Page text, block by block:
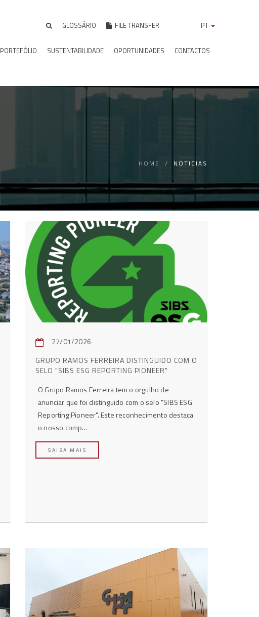
GLOSSÁRIO FILE TRANSFER PT
PORTEFÓLIO SUSTENTABILIDADE OPORTUNIDADES CONTACTOS
HOME NOTICIAS
27/01/2026
GRUPO RAMOS FERREIRA DISTINGUIDO COM O
SELO "SIBS ESG REPORTING PIONEER"
O Grupo Ramos Ferreira tem o orgulho de
anunciar que foi distinguido com o selo "SIBS ESG
Reporting Pioneer". Este reconhecimento destaca
o nosso comp...
SAIBA MAIS